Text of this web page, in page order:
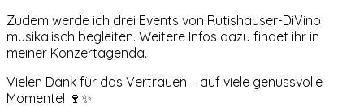
Zudem werde ich drei Events von Rutishauser-DiVino
musikalisch begleiten. Weitere Infos dazu findet ihr in
meiner Konzertagenda.
Vielen Dank für das Vertrauen – auf viele genussvolle
Momente! 🍷✨